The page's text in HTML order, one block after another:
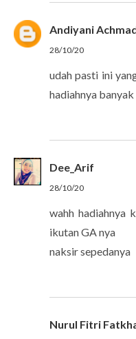
Andiyani
28/10/20
udah pasti ini
hadiahnya
Dee_Arif
28/10/20
wahh hadiahnya
ikutan GA nya
naksir sepedanya
Nurul Fitri